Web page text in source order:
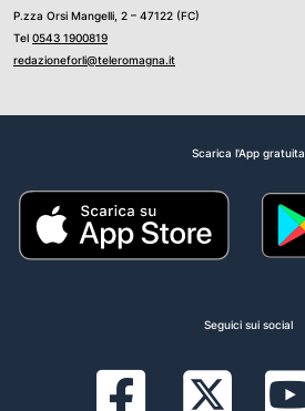
P.zza Orsi Mangelli, 2 – 47122 (FC)
Tel 0543 1900819
redazioneforli@teleromagna.it
Scarica l'App gratuita
Seguici sui social